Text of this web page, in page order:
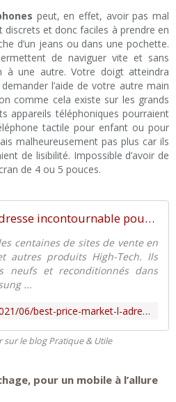
peut, en effet, avoir pas mal
discrets et donc faciles à prendre en
d’un jeans ou dans une pochette.
de naviguer vite et sans
à une autre. Votre doigt atteindra
l’aide de votre autre main
comme cela existe sur les grands
appareils téléphoniques pourraient
tactile pour enfant ou pour
malheureusement pas plus car ils
de lisibilité. Impossible d’avoir de
de 4 ou 5 pouces.
Best Price Market : l'adresse incontournable pour acheter son Smartphone - Pratique et Utile
centaines de sites de vente en
autres produits High-Tech. Ils
neufs et reconditionnés dans
...
https://pratique-utile.fr/2021/06/best-price-market-l-adresse-incontournable-pour-acheter-son-smartphone.html
sur le blog Pratique & Utile
pour un mobile à l’allure